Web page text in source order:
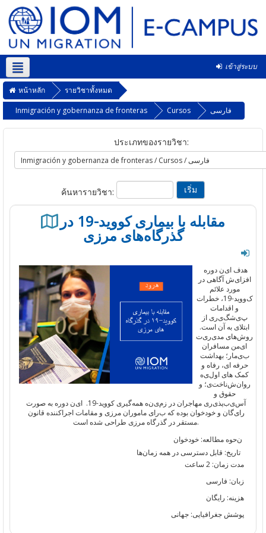
เข้าสู่ระบบ
Thai ‎(th)‎
หน้าหลัก
รายวิชาทั้งหมด
Inmigración y gobernanza de fronteras
Cursos فارسی
ประเภทของรายวิชา:
ค้นหารายวิชา:
مقابله با بیماری کووید-19 در
گذرگاه‌های مرزی
هدفاین دوره
افزایش آگاهیدر
مورد علائم
کووید-19
، خطرات
و اقدامات
پیشگیریاز
ابتلایبه آن است.
روشهایمدیریت
ایمن مسافران
بیمار ؛ بهداشت
حرفهای، رفاه و
کمکهایاولیه
روان‌شناختی؛ و
حقوق و
آسیبپذیریمهاجران در زمینههمه‌گیریکووید-19. این دورهبه صورت
رایگان وخودخوان بودهکه برای ماموران مرزی و مقامات اجراکننده قانون
مستقر در گذرگاهمرزی طراحی شده است
.
نحوه مطالعه: خودخوان
تاریخ: قابلدسترسیدر همه زمان‌ها
مدت زمان: 2 ساعت
زبان: فارسی
هزینه: رایگان
پوشش جغرافیایی: جهانی